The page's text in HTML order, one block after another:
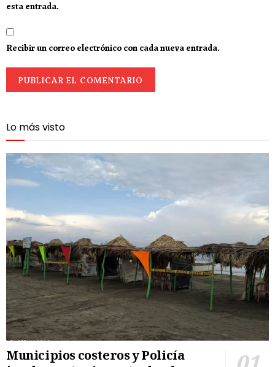
esta entrada.
Recibir un correo electrónico con cada nueva entrada.
Lo más visto
Municipios costeros y Policía